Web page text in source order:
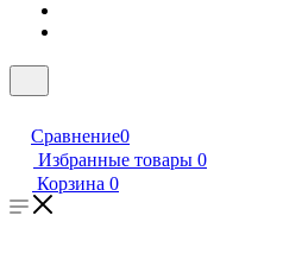
Сравнение0
Избранные товары 0
Корзина 0